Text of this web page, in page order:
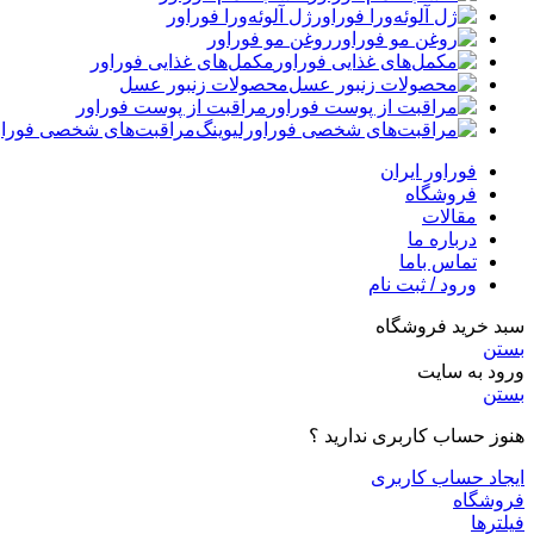
ژل آلوئه‌ورا فوراور
روغن مو فوراور
مکمل‌های غذایی فوراور
محصولات زنبور عسل
مراقبت از پوست فوراور
مراقبت‌های شخصی
فوراور ایران
فروشگاه
مقالات
درباره ما
تماس باما
ورود / ثبت نام
سبد خرید فروشگاه
بستن
ورود به سایت
بستن
هنوز حساب کاربری ندارید ؟
ایجاد حساب کاربری
فروشگاه
فیلترها